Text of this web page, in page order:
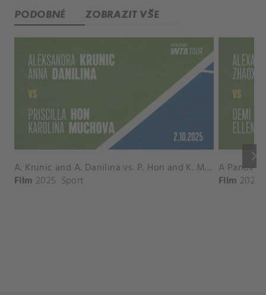
PODOBNÉ ZOBRAZIT VŠE
keyboard_arrow_right
A. Krunic and A. Danilina vs. P. Hon and K. Muchova Match Highlights - BEIJING_Capital Group Diamond ( October 02, 2025)
Film 2025 Sport Film 2026